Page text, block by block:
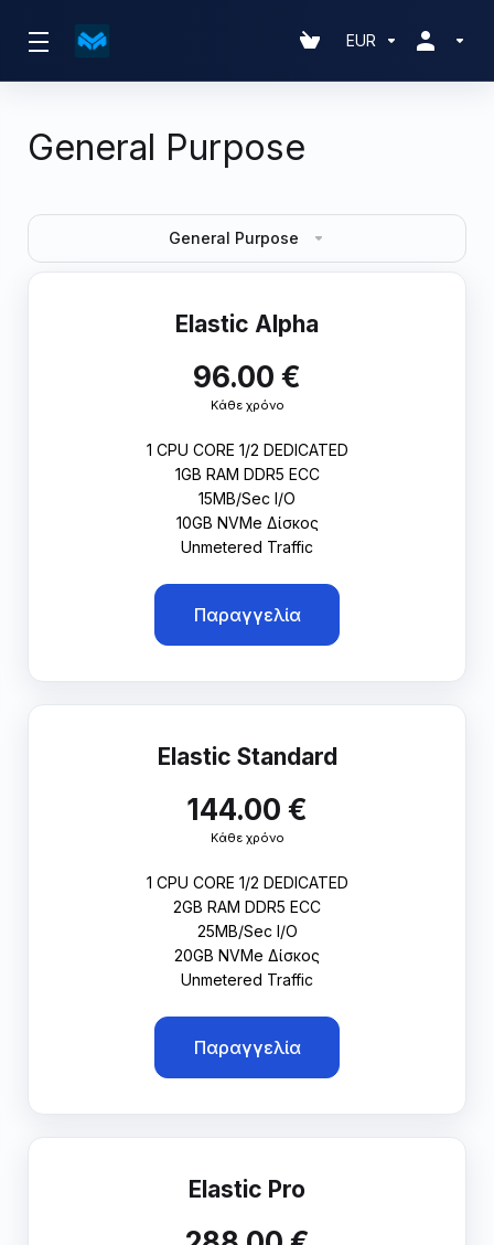
EUR
General Purpose
General Purpose
Elastic Alpha
96.00 €
Κάθε χρόνο
1 CPU CORE 1/2 DEDICATED
1GB RAM DDR5 ECC
15MB/Sec I/O
10GB NVMe Δίσκος
Unmetered Traffic
Παραγγελία
Elastic Standard
144.00 €
Κάθε χρόνο
1 CPU CORE 1/2 DEDICATED
2GB RAM DDR5 ECC
25MB/Sec I/O
20GB NVMe Δίσκος
Unmetered Traffic
Παραγγελία
Elastic Pro